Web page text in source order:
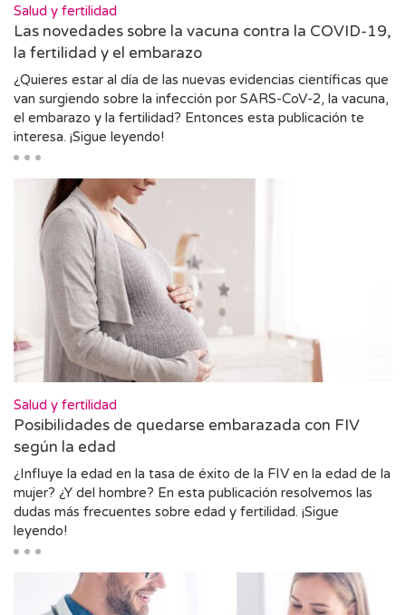
Salud y fertilidad
Las novedades sobre la vacuna contra la COVID-19,
la fertilidad y el embarazo
¿Quieres estar al día de las nuevas evidencias científicas que
van surgiendo sobre la infección por SARS-CoV-2, la vacuna,
el embarazo y la fertilidad? Entonces esta publicación te
interesa. ¡Sigue leyendo!
Salud y fertilidad
Posibilidades de quedarse embarazada con FIV
según la edad
¿Influye la edad en la tasa de éxito de la FIV en la edad de la
mujer? ¿Y del hombre? En esta publicación resolvemos las
dudas más frecuentes sobre edad y fertilidad. ¡Sigue
leyendo!